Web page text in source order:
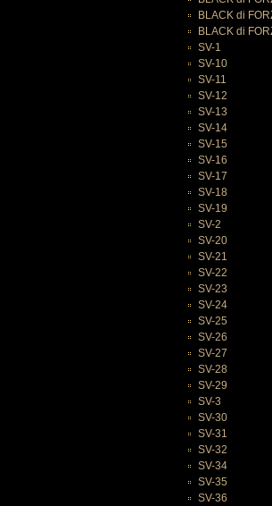
BLACK di
BLACK di
SV-1
SV-10
SV-11
SV-12
SV-13
SV-14
SV-15
SV-16
SV-17
SV-18
SV-19
SV-2
SV-20
SV-21
SV-22
SV-23
SV-24
SV-25
SV-26
SV-27
SV-28
SV-29
SV-3
SV-30
SV-31
SV-32
SV-34
SV-35
SV-36